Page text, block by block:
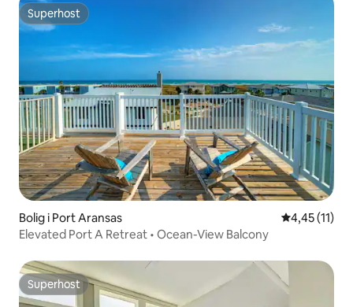
Superhost
Superhost
Bolig i Port Aransas 4,45 ud af 5
4,45 (11)
Elevated Port A Retreat • Ocean-View Balcony
Superhost
Superhost